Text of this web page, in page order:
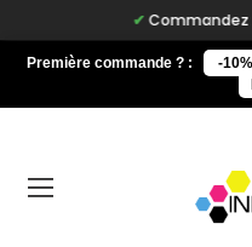
Commandez
Première commande ? : -10%